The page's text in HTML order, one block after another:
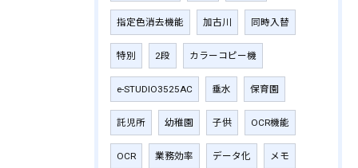
指定色消去機能 加古川 同時入替
特別 2段 カラーコピー機
e-STUDIO3525AC 垂水 保育園
託児所 幼稚園 子供 OCR機能
OCR 業務効率 データ化 メモ